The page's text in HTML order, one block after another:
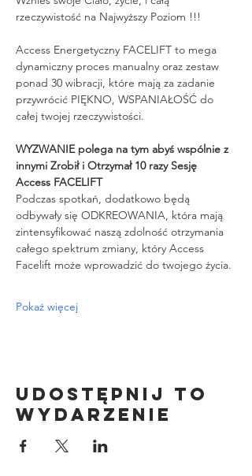
rzeczywistość na Najwyższy Poziom !!!
Access Energetyczny FACELIFT to mega
dynamiczny proces manualny oraz zestaw
ponad 30 wibracji, które mają za zadanie
przywrócić PIĘKNO, WSPANIAŁOŚĆ do
całej twojej rzeczywistości.
WYZWANIE polega na tym abyś wspólnie z
innymi Zrobił i Otrzymał 10 razy Sesję
Access FACELIFT
Podczas spotkań, dodatkowo będą
odbywały się ODKREOWANIA, która mają
zintensyfikować naszą zdolność otrzymania
całego spektrum zmiany, który Access
Facelift może wprowadzić do twojego życia.
Pokaż więcej
Udostępnij to
wydarzenie